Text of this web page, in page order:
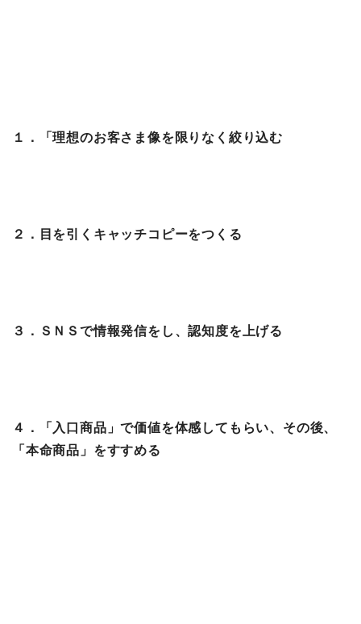
１．「理想のお客さま像を限りなく絞り込む
２．目を引くキャッチコピーをつくる
３．ＳＮＳで情報発信をし、認知度を上げる
４．「入口商品」で価値を体感してもらい、その後、
「本命商品」をすすめる